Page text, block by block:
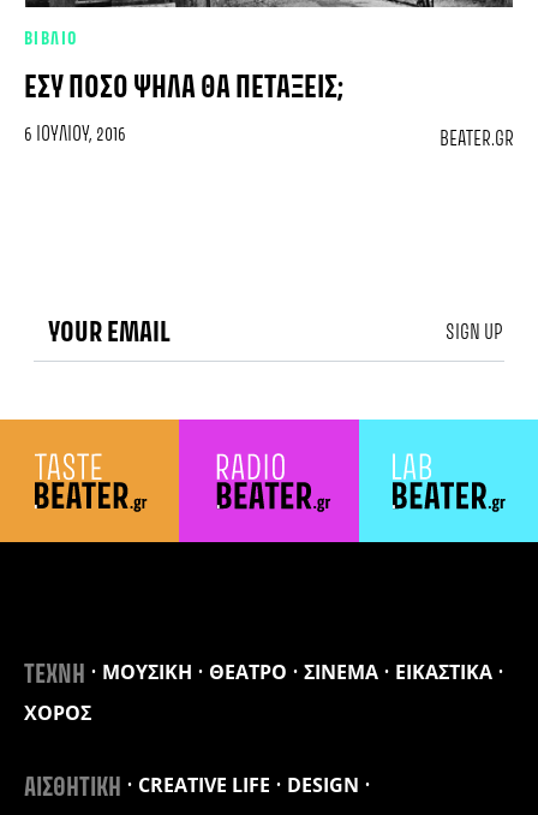
ΒΙΒΛΙΟ
ΕΣΎ ΠΌΣΟ ΨΗΛΆ ΘΑ ΠΕΤΆΞΕΙΣ;
6 ΙΟΥΛΊΟΥ, 2016 BEATER.GR
ΤΕΧΝΗ ΜΟΥΣΙΚΗ ΘΕΑΤΡΟ ΣΙΝΕΜΑ
ΕΙΚΑΣΤΙΚΑ
ΧΟΡΟΣ
ΑΙΣΘΗΤΙΚΗ CREATIVE LIFE
DESIGN
SIGN UP